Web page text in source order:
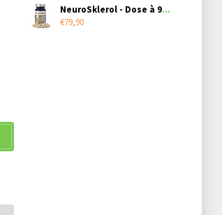
NeuroSklerol - Dose à 90 Kapseln
€79,90